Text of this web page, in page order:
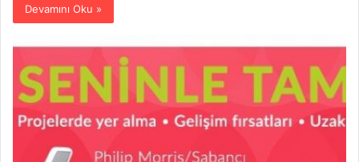
Devamını Oku »